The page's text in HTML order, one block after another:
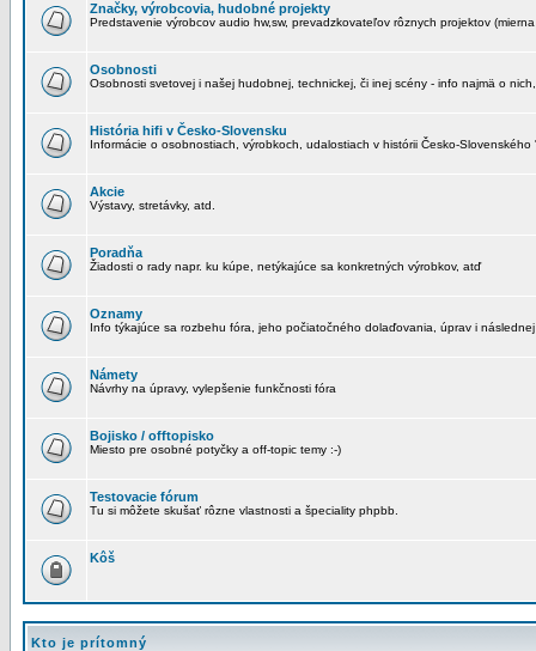
Značky, výrobcovia, hudobné projekty
Predstavenie výrobcov audio hw,sw, prevadzkovateľov rôznych projektov
Osobnosti
Osobnosti svetovej i našej hudobnej, technickej, či inej scény - info najmä o
História hifi v Česko-Slovensku
Informácie o osobnostiach, výrobkoch, udalostiach v histórii Česko-Slovenského
Akcie
Výstavy, stretávky, atd.
Poradňa
Žiadosti o rady napr. ku kúpe, netýkajúce sa konkretných výrobkov, atď
Oznamy
Info týkajúce sa rozbehu fóra, jeho počiatočného dolaďovania, úprav i
Námety
Návrhy na úpravy, vylepšenie funkčnosti fóra
Bojisko / offtopisko
Miesto pre osobné potyčky a off-topic temy :-)
Testovacie fórum
Tu si môžete skušať rôzne vlastnosti a špeciality phpbb.
Kôš
Kto je prítomný